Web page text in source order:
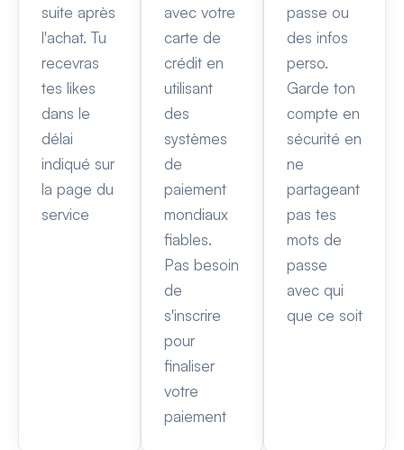
suite après
l'achat. Tu
recevras
tes likes
dans le
délai
indiqué sur
la page du
service
avec votre
carte de
crédit en
utilisant
des
systèmes
de
paiement
mondiaux
fiables.
Pas besoin
de
s'inscrire
pour
finaliser
votre
paiement
passe ou
des infos
perso.
Garde ton
compte en
sécurité en
ne
partageant
pas tes
mots de
passe
avec qui
que ce soit